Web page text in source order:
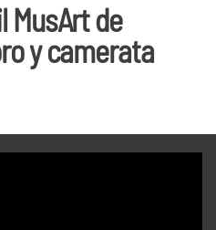
MusArt de
y camerata